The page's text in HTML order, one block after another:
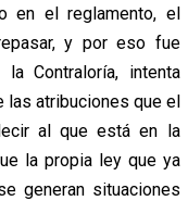
en el reglamento, el
y por eso fue
Contraloría, intenta
las atribuciones que el
al que está en la
la propia ley que ya
generan situaciones